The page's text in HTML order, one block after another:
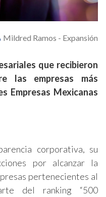
Mildred Ramos - Expansión
que recibieron
las empresas más
Empresas Mexicanas
corporativa, su
por alcanzar la
pertenecientes al
del ranking “500